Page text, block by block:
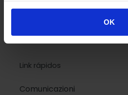
OK
Link rápidos
Comunicazioni